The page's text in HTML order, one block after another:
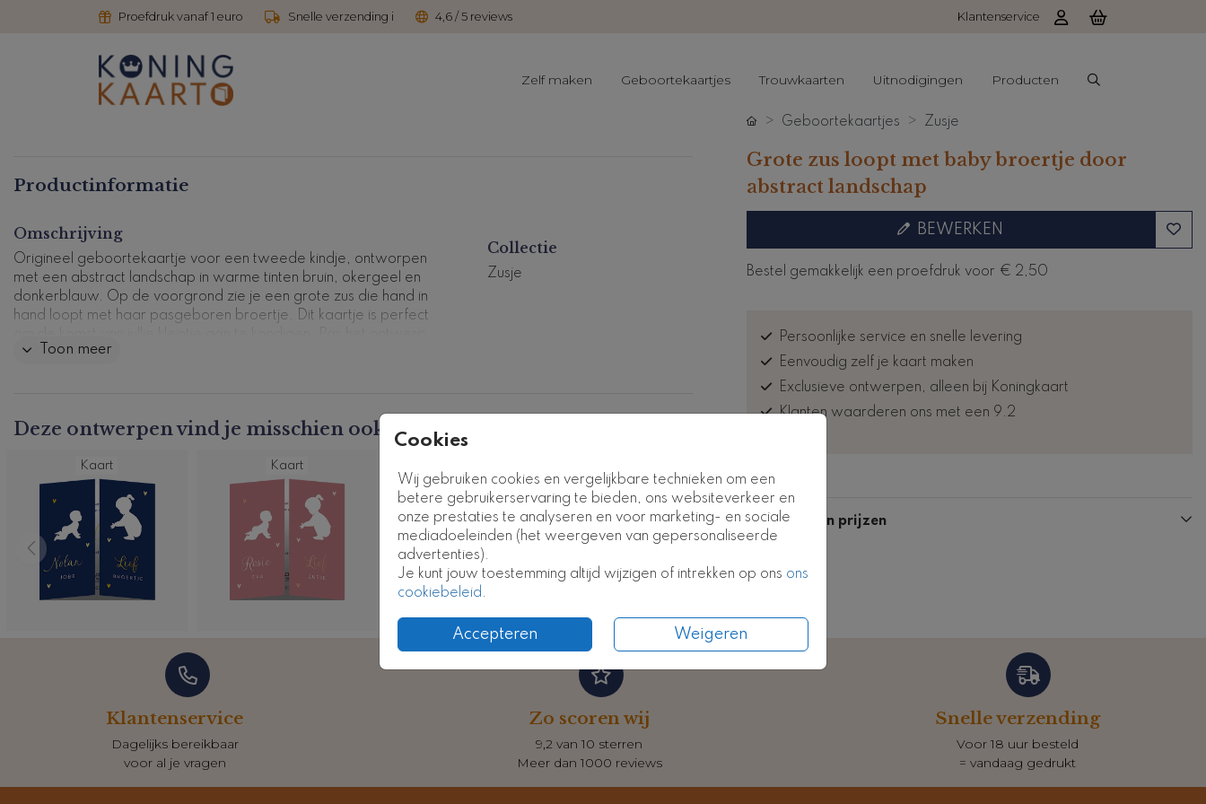
Proefdruk vanaf 1 euro Snelle verzending i 4,6 / 5 reviews Klantenservice
Zelf maken Geboortekaartjes Trouwkaarten Uitnodigingen Producten
Cookies
Wij gebruiken cookies en vergelijkbare technieken om een
betere gebruikerservaring te bieden, ons websiteverkeer en
onze prestaties te analyseren en voor marketing- en sociale
mediadoeleinden (het weergeven van gepersonaliseerde
advertenties).
Je kunt jouw toestemming altijd wijzigen of intrekken op ons ons
cookiebeleid.
Accepteren Weigeren
Productinformatie
Omschrijving
Origineel geboortekaartje voor een tweede kindje, ontworpen
met een abstract landschap in warme tinten bruin, okergeel en
donkerblauw. Op de voorgrond zie je een grote zus die hand in
hand loopt met haar pasgeboren broertje. Dit kaartje is perfect
eenvoudig aan in onze kaartenmaker om het helemaal persoonlijk
Toon meer
Collectie
Zusje
Deze ontwerpen vind je misschien ook leuk
Kaart Kaart
Geboortekaartjes Zusje
Grote zus loopt met baby broertje door
abstract landschap
BEWERKEN
Bestel gemakkelijk een proefdruk voor € 2,50
Persoonlijke service en snelle levering
Eenvoudig zelf je kaart maken
Exclusieve ontwerpen, alleen bij Koningkaart
Klanten waarderen ons met een 9.2
Formaten en prijzen
Klantenservice
Dagelijks bereikbaar
voor al je vragen
Zo scoren wij
9,2 van 10 sterren
Meer dan 1000 reviews
Snelle verzending
Voor 18 uur besteld
= vandaag gedrukt